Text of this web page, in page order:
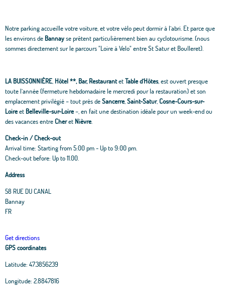
Notre parking accueille votre voiture, et votre vélo peut dormir à l’abri. Et parce que
les environs de Bannayse prêtent particulièrement bien au cyclotourisme. (nous
sommes directement sur le parcours "Loire à Velo" entre St Satur et Boulleret).
LA BUISSONNIÈRE, Hôtel**, Bar, RestaurantetTable d’Hôtes, est ouvert presque
toute l’année (fermeture hebdomadaire le mercredi pour la restauration) et son
emplacement privilégié – tout près deSancerre,Saint-Satur,Cosne-Cours-sur-
Loireet Belleville-sur-Loire–, en fait une destination idéale pour un week-end ou
des vacances entreCheret Nièvre.
Check-in / Check-out
Arrival time: Starting from 5:00 pm - Up to 9:00 pm.
Check-out before: Up to 11.00.
Address
58 RUE DU CANAL
Bannay
FR
Get directions
GPS coordinates
Latitude: 47.3856239
Longitude: 2.8847816